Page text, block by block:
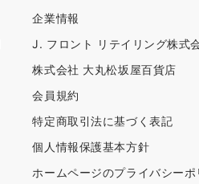
企業情報
J. フロント リテイリング株式
株式会社 大丸松坂屋百貨店
会員規約
特定商取引法に基づく表記
個人情報保護基本方針
ホームページのプライバシーポ